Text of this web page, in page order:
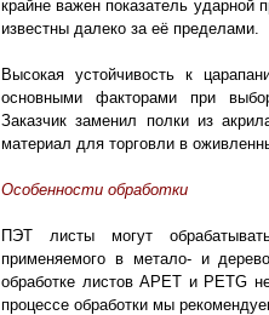
крайне важен показатель ударной
известны далеко за её пределами.
Высокая устойчивость к
основными факторами при
Заказчик заменил полки из
материал для торговли в
Особенности обработки
ПЭТ листы могут
применяемого в метало- и
обработке листов APET и PETG
процессе обработки мы